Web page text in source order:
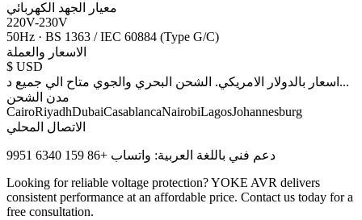
معيار الجهد الكهربائي
220V-230V
50Hz · BS 1363 / IEC 60884 (Type G/C)
الاسعار والعملة
$ USD
اسعار بالدولار الامريكي. الشحن البحري والجوي متاح الي جميع د ...
مدن الشحن
CairoRiyadhDubaiCasablancaNairobiLagosJohannesburg
الاتصال المحلي
دعم فني باللغة العربية: واتساب +86 159 6340 9951
Looking for reliable voltage protection? YOKE AVR delivers
consistent performance at an affordable price. Contact us today for a
free consultation.